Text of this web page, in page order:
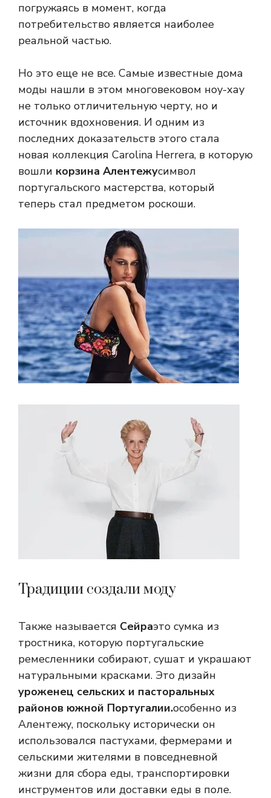
погружаясь в момент, когда
потребительство является наиболее
реальной частью.
Но это еще не все. Самые известные дома
моды нашли в этом многовековом ноу-хау
не только отличительную черту, но и
источник вдохновения. И одним из
последних доказательств этого стала
новая коллекция Carolina Herrera, в которую
вошли корзина Алентежусимвол
португальского мастерства, который
теперь стал предметом роскоши.
Традиции создали моду
Также называется Сейраэто сумка из
тростника, которую португальские
ремесленники собирают, сушат и украшают
натуральными красками. Это дизайн
уроженец сельских и пасторальных
районов южной Португалии.особенно из
Алентежу, поскольку исторически он
использовался пастухами, фермерами и
сельскими жителями в повседневной
жизни для сбора еды, транспортировки
инструментов или доставки еды в поле.